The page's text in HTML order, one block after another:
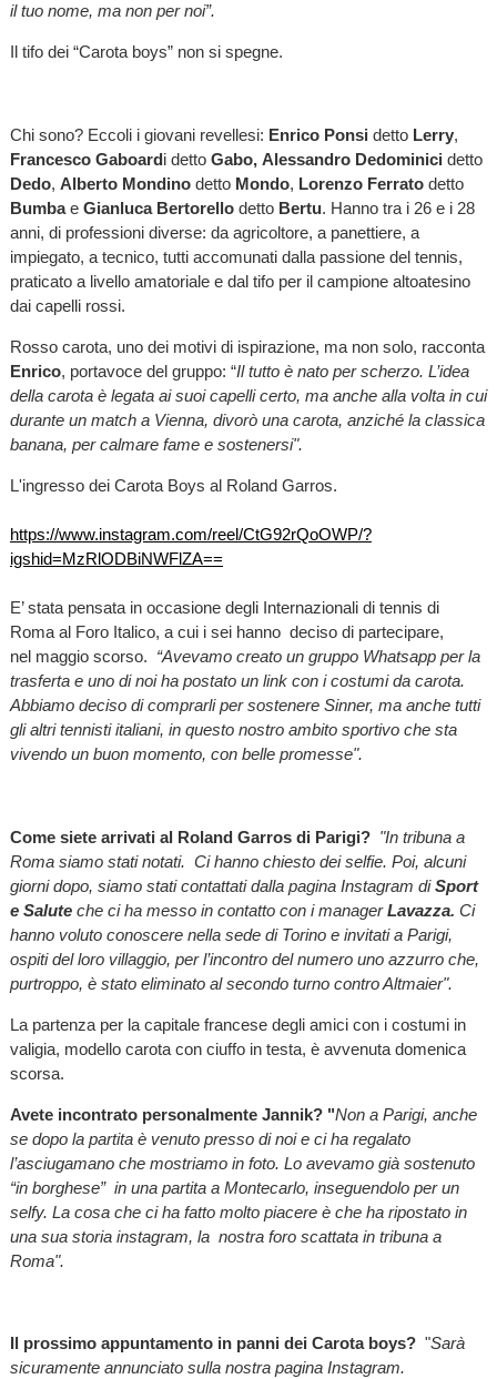
il tuo nome, ma non per noi”.
Il tifo dei “Carota boys” non si spegne.
Chi sono? Eccoli i giovani revellesi: Enrico Ponsi detto Lerry,
Francesco Gaboardi detto Gabo, Alessandro Dedominici detto
Dedo, Alberto Mondinodetto Mondo, Lorenzo Ferratodetto
Bumbae Gianluca BertorellodettoBertu. Hanno tra i 26 e i 28
anni, di professioni diverse: da agricoltore, a panettiere, a
impiegato, a tecnico, tutti accomunati dalla passione del tennis,
praticato a livello amatoriale e dal tifo per il campione altoatesino
dai capelli rossi.
Rosso carota, uno dei motivi di ispirazione, ma non solo, racconta
Enrico, portavoce del gruppo: “Il tutto è nato per scherzo. L’idea
della carota è legata ai suoi capelli certo, ma anche alla volta in cui
durante un match a Vienna, divorò una carota, anziché la classica
banana, per calmare fame e sostenersi".
L'ingresso dei Carota Boys al Roland Garros.
https://www.instagram.com/reel/CtG92rQoOWP/?
igshid=MzRlODBiNWFlZA==
E’ stata pensata in occasione degli Internazionali di tennis di
Roma al Foro Italico, a cui i sei hanno deciso di partecipare,
nel maggio scorso. “Avevamo creato un gruppo Whatsapp per la
trasferta e uno di noi ha postato un link con i costumi da carota.
Abbiamo deciso di comprarli per sostenere Sinner, ma anche tutti
gli altri tennisti italiani, in questo nostro ambito sportivo che sta
vivendo un buon momento, con belle promesse".
Come siete arrivati al Roland Garros di Parigi? "In tribuna a
Roma siamo stati notati. Ci hanno chiesto dei selfie. Poi, alcuni
giorni dopo, siamo stati contattati dalla pagina Instagram diSport
e Saluteche ci ha messo in contatto con i managerLavazza. Ci
hanno voluto conoscere nella sede di Torino e invitati a Parigi,
ospiti del loro villaggio, per l’incontro del numero uno azzurro che,
purtroppo, è stato eliminato al secondo turno contro Altmaier".
La partenza per la capitale francese degli amici con i costumi in
valigia, modello carota con ciuffo in testa, è avvenuta domenica
scorsa.
Avete incontrato personalmente Jannik? "Non a Parigi, anche
se dopo la partita è venuto presso di noi e ci ha regalato
l’asciugamano che mostriamo in foto. Lo avevamo già sostenuto
“in borghese” in una partita a Montecarlo, inseguendolo per un
selfy. La cosa che ci ha fatto molto piacere è che ha ripostato in
una sua storia instagram, la nostra foro scattata in tribuna a
Roma".
Il prossimo appuntamento in panni dei Carota boys?"Sarà
sicuramente annunciato sulla nostra pagina Instagram.